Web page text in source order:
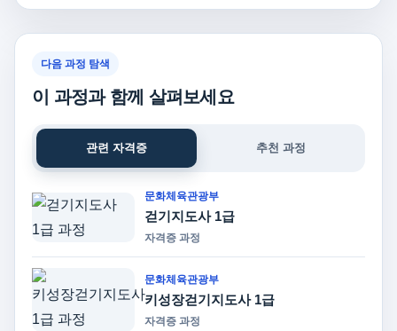
다음 과정 탐색
이 과정과 함께 살펴보세요
관련 자격증 추천 과정
문화체육관광부
걷기지도사 1급
자격증 과정
문화체육관광부
키성장걷기지도사 1급
자격증 과정